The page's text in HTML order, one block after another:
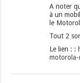
A noter
à un
le
Tout 2
Le lien : :
motorola-